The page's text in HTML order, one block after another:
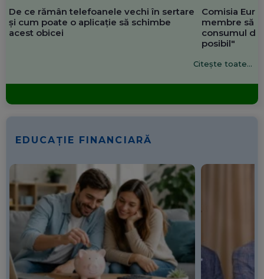
De ce rămân telefoanele vechi în sertare
și cum poate o aplicație să schimbe
acest obicei
Comisia
membre să
consumul de
posibil"
Citește toate...
EDUCAȚIE FINANCIARĂ